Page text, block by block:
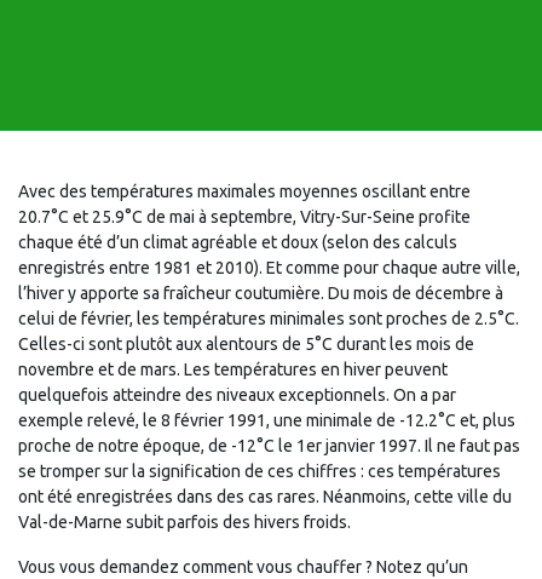
Avec des températures maximales moyennes oscillant entre
20.7°C et 25.9°C de mai à septembre, Vitry-Sur-Seine profite
chaque été d’un climat agréable et doux (selon des calculs
enregistrés entre 1981 et 2010). Et comme pour chaque autre ville,
l’hiver y apporte sa fraîcheur coutumière. Du mois de décembre à
celui de février, les températures minimales sont proches de 2.5°C.
Celles-ci sont plutôt aux alentours de 5°C durant les mois de
novembre et de mars. Les températures en hiver peuvent
quelquefois atteindre des niveaux exceptionnels. On a par
exemple relevé, le 8 février 1991, une minimale de -12.2°C et, plus
proche de notre époque, de -12°C le 1er janvier 1997. Il ne faut pas
se tromper sur la signification de ces chiffres : ces températures
ont été enregistrées dans des cas rares. Néanmoins, cette ville du
Val-de-Marne subit parfois des hivers froids.
Vous vous demandez comment vous chauffer ? Notez qu’un